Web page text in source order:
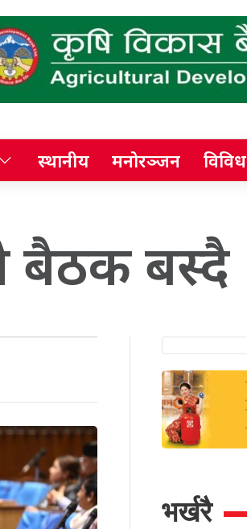
स्थानीय मनोरञ्जन विविध
बैठक बस्दै
भर्खरै